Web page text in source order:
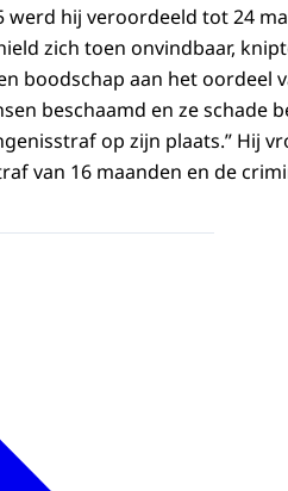
werd hij veroordeeld tot 24
zich toen onvindbaar,
boodschap aan het oordeel
beschaamd en ze schade
op zijn plaats.” Hij
van 16 maanden en de